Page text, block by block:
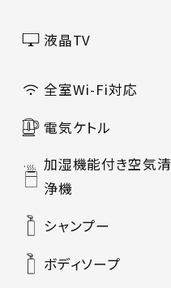
液晶TV
全室Wi-Fi対応
電気ケトル
加湿機能付き空気清
浄機
シャンプー
ボディソープ